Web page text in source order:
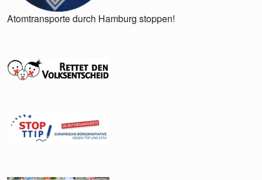
Atomtransporte durch Hamburg stoppen!